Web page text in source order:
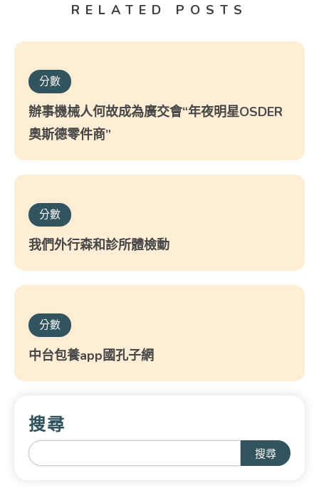
RELATED POSTS
分數
辦事機械人何故成為廣交會“年夜明星OSDER
奧斯德零件商”
分數
我們外行森和診所體檢動
分數
中台包養app國孔子網
搜尋
搜尋